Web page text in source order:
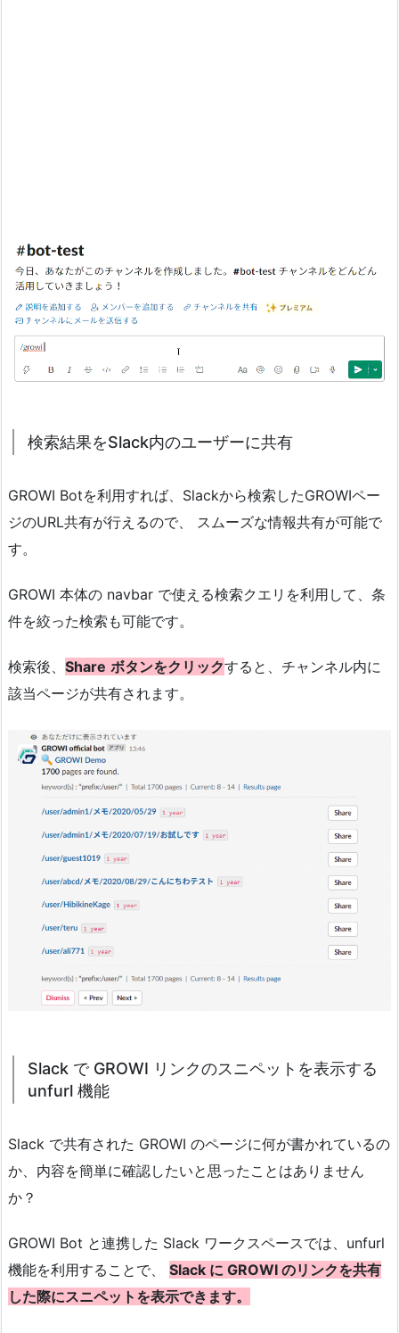
検索結果をSlack内のユーザーに共有
GROWI Botを利用すれば、Slackから検索したGROWIペー
ジのURL共有が行えるので、 スムーズな情報共有が可能で
す。
GROWI 本体の navbar で使える検索クエリを利用して、条
件を絞った検索も可能です。
検索後、 Share ボタンをクリックすると、チャンネル内に
該当ページが共有されます。
Slack で GROWI リンクのスニペットを表示する
unfurl 機能
Slack で共有された GROWI のページに何が書かれているの
か、内容を簡単に確認したいと思ったことはありません
か？
GROWI Bot と連携した Slack ワークスペースでは、unfurl
機能を利用することで、 Slack に GROWI のリンクを共有
した際にスニペットを表示できます。